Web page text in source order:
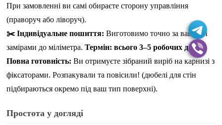
При замовленні ви самі обираєте сторону управління
(праворуч або ліворуч).
✂️ Індивідуальне пошиття: Виготовимо точно за вашими
замірами до міліметра.Термін: всього 3–5 робочих днів.
Повна готовність: Ви отримуєте зібраний виріб на карнизі з
фіксаторами. Розпакували та повісили!(дюбелі для стін
підбираються окремо під ваш тип поверхні).
Простота у догляді